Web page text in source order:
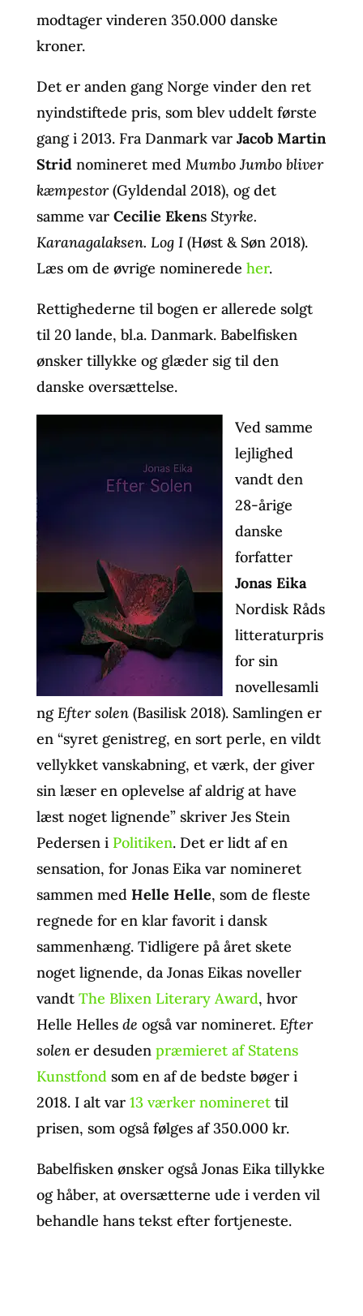
modtager vinderen 350.000 danske
kroner.
Det er anden gang Norge vinder den ret
nyindstiftede pris, som blev uddelt første
gang i 2013. Fra Danmark var Jacob Martin
Stridnomineret med Mumbo Jumbo bliver
kæmpestor(Gyldendal 2018), og det
samme var Cecilie Ekens Styrke.
Karanagalaksen. Log I (Høst & Søn 2018).
Læs om de øvrige nominerede her.
Rettighederne til bogen er allerede solgt
til 20 lande, bl.a. Danmark. Babelfisken
ønsker tillykke og glæder sig til den
danske oversættelse.
Ved samme
lejlighed
vandt den
28-årige
danske
forfatter
Jonas Eika
Nordisk Råds
litteraturpris
for sin
novellesamli
ngEfter solen (Basilisk 2018). Samlingen er
en “syret genistreg, en sort perle, en vildt
vellykket vanskabning, et værk, der giver
sin læser en oplevelse af aldrig at have
læst noget lignende” skriver Jes Stein
Pedersen i Politiken. Det er lidt af en
sensation, for Jonas Eika var nomineret
sammen med Helle Helle, som de fleste
regnede for en klar favorit i dansk
sammenhæng. Tidligere på året skete
noget lignende, da Jonas Eikas noveller
vandt The Blixen Literary Award, hvor
Helle Helles de også var nomineret. Efter
solen er desudenpræmieret af Statens
Kunstfondsom en af de bedste bøger i
2018. I alt var 13 værker nominerettil
prisen, som også følges af 350.000 kr.
Babelfisken ønsker også Jonas Eika tillykke
og håber, at oversætterne ude i verden vil
behandle hans tekst efter fortjeneste.